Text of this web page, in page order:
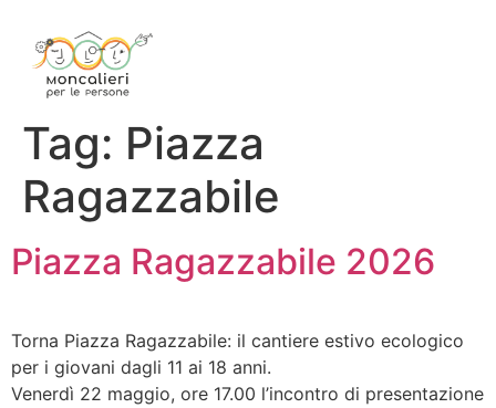
Tag: Piazza
Ragazzabile
Piazza Ragazzabile 2026
Torna Piazza Ragazzabile: il cantiere estivo ecologico
per i giovani dagli 11 ai 18 anni.
Venerdì 22 maggio, ore 17.00 l’incontro di presentazione